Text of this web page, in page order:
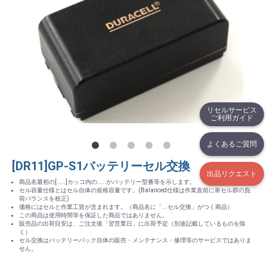
リセルサービス
ご利用ガイド
よくあるご質問
出品リクエスト
[DR11]GP-S1バッテリーセル交換
商品名最初の[.....]カッコ内の.....がバッテリー型番等を示します。
セル容量仕様とはセル自体の規格容量です。(Balanced仕様は作業直前に単セル群の負
荷バランスを校正)
価格にはセルと作業工賃が含まれます。（商品名に「...セル交換」がつく商品）
この商品は使用時間等を保証した商品ではありません。
販売品の出荷目安は、ご注文後「翌営業日」に出荷予定（別途記載しているものを除
く）
セル交換はバッテリーパック自体の販売・メンテナンス・修理等のサービスではありま
せん。